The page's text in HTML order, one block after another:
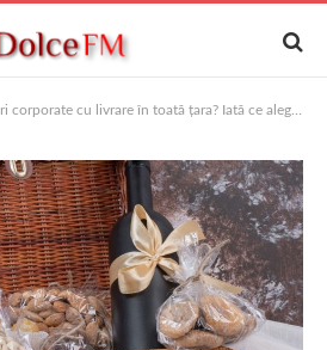
cu livrare în toată țara? Iată ce alegi pentru partenerii de afaceri!